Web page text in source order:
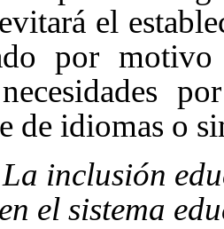
el
por motivo
de idiomas o
La inclusión
el sistema